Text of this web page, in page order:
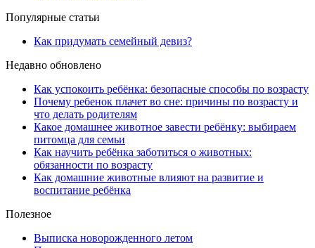
Популярные статьи
Как придумать семейный девиз?
Недавно обновлено
Как успокоить ребёнка: безопасные способы по возрасту
Почему ребенок плачет во сне: причины по возрасту и
что делать родителям
Какое домашнее животное завести ребёнку: выбираем
питомца для семьи
Как научить ребёнка заботиться о животных:
обязанности по возрасту
Как домашние животные влияют на развитие и
воспитание ребёнка
Полезное
Выписка новорожденного летом